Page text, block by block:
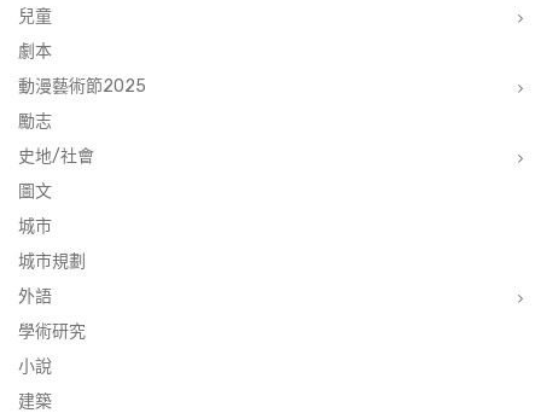
兒童
劇本
動漫藝術節2025
勵志
史地/社會
圖文
城市
城市規劃
外語
學術研究
小說
建築